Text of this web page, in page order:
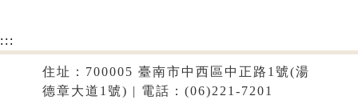
:::
住址：700005 臺南市中西區中正路1號(湯
德章大道1號) | 電話：(06)221-7201